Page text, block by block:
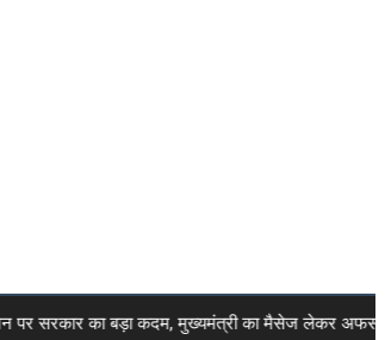
का बड़ा कदम, मुख्यमंत्री का मैसेज लेकर अफसर पहुंचे